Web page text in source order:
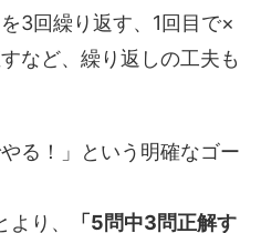
3回繰り返す、1回目で×
など、繰り返しの工夫も
る！」という明確なゴー
り、
「5問中3問正解す